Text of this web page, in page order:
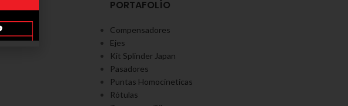
PORTAFOLÍO
Compensadores
Ejes
Kit Splinder Japan
Pasadores
Puntas Homocineticas
Rótulas